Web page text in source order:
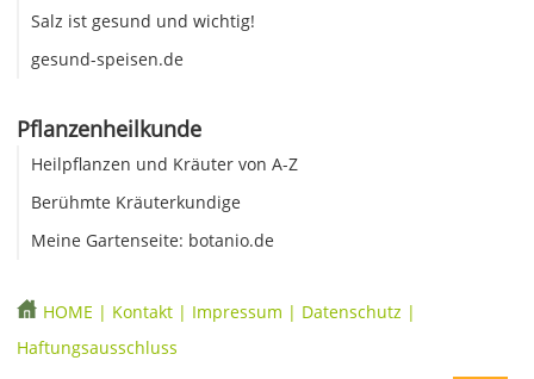
Salz ist gesund und wichtig!
gesund-speisen.de
Pflanzenheilkunde
Heilpflanzen und Kräuter von A-Z
Berühmte Kräuterkundige
Meine Gartenseite: botanio.de
HOME | Kontakt | Impressum | Datenschutz |
Haftungsausschluss